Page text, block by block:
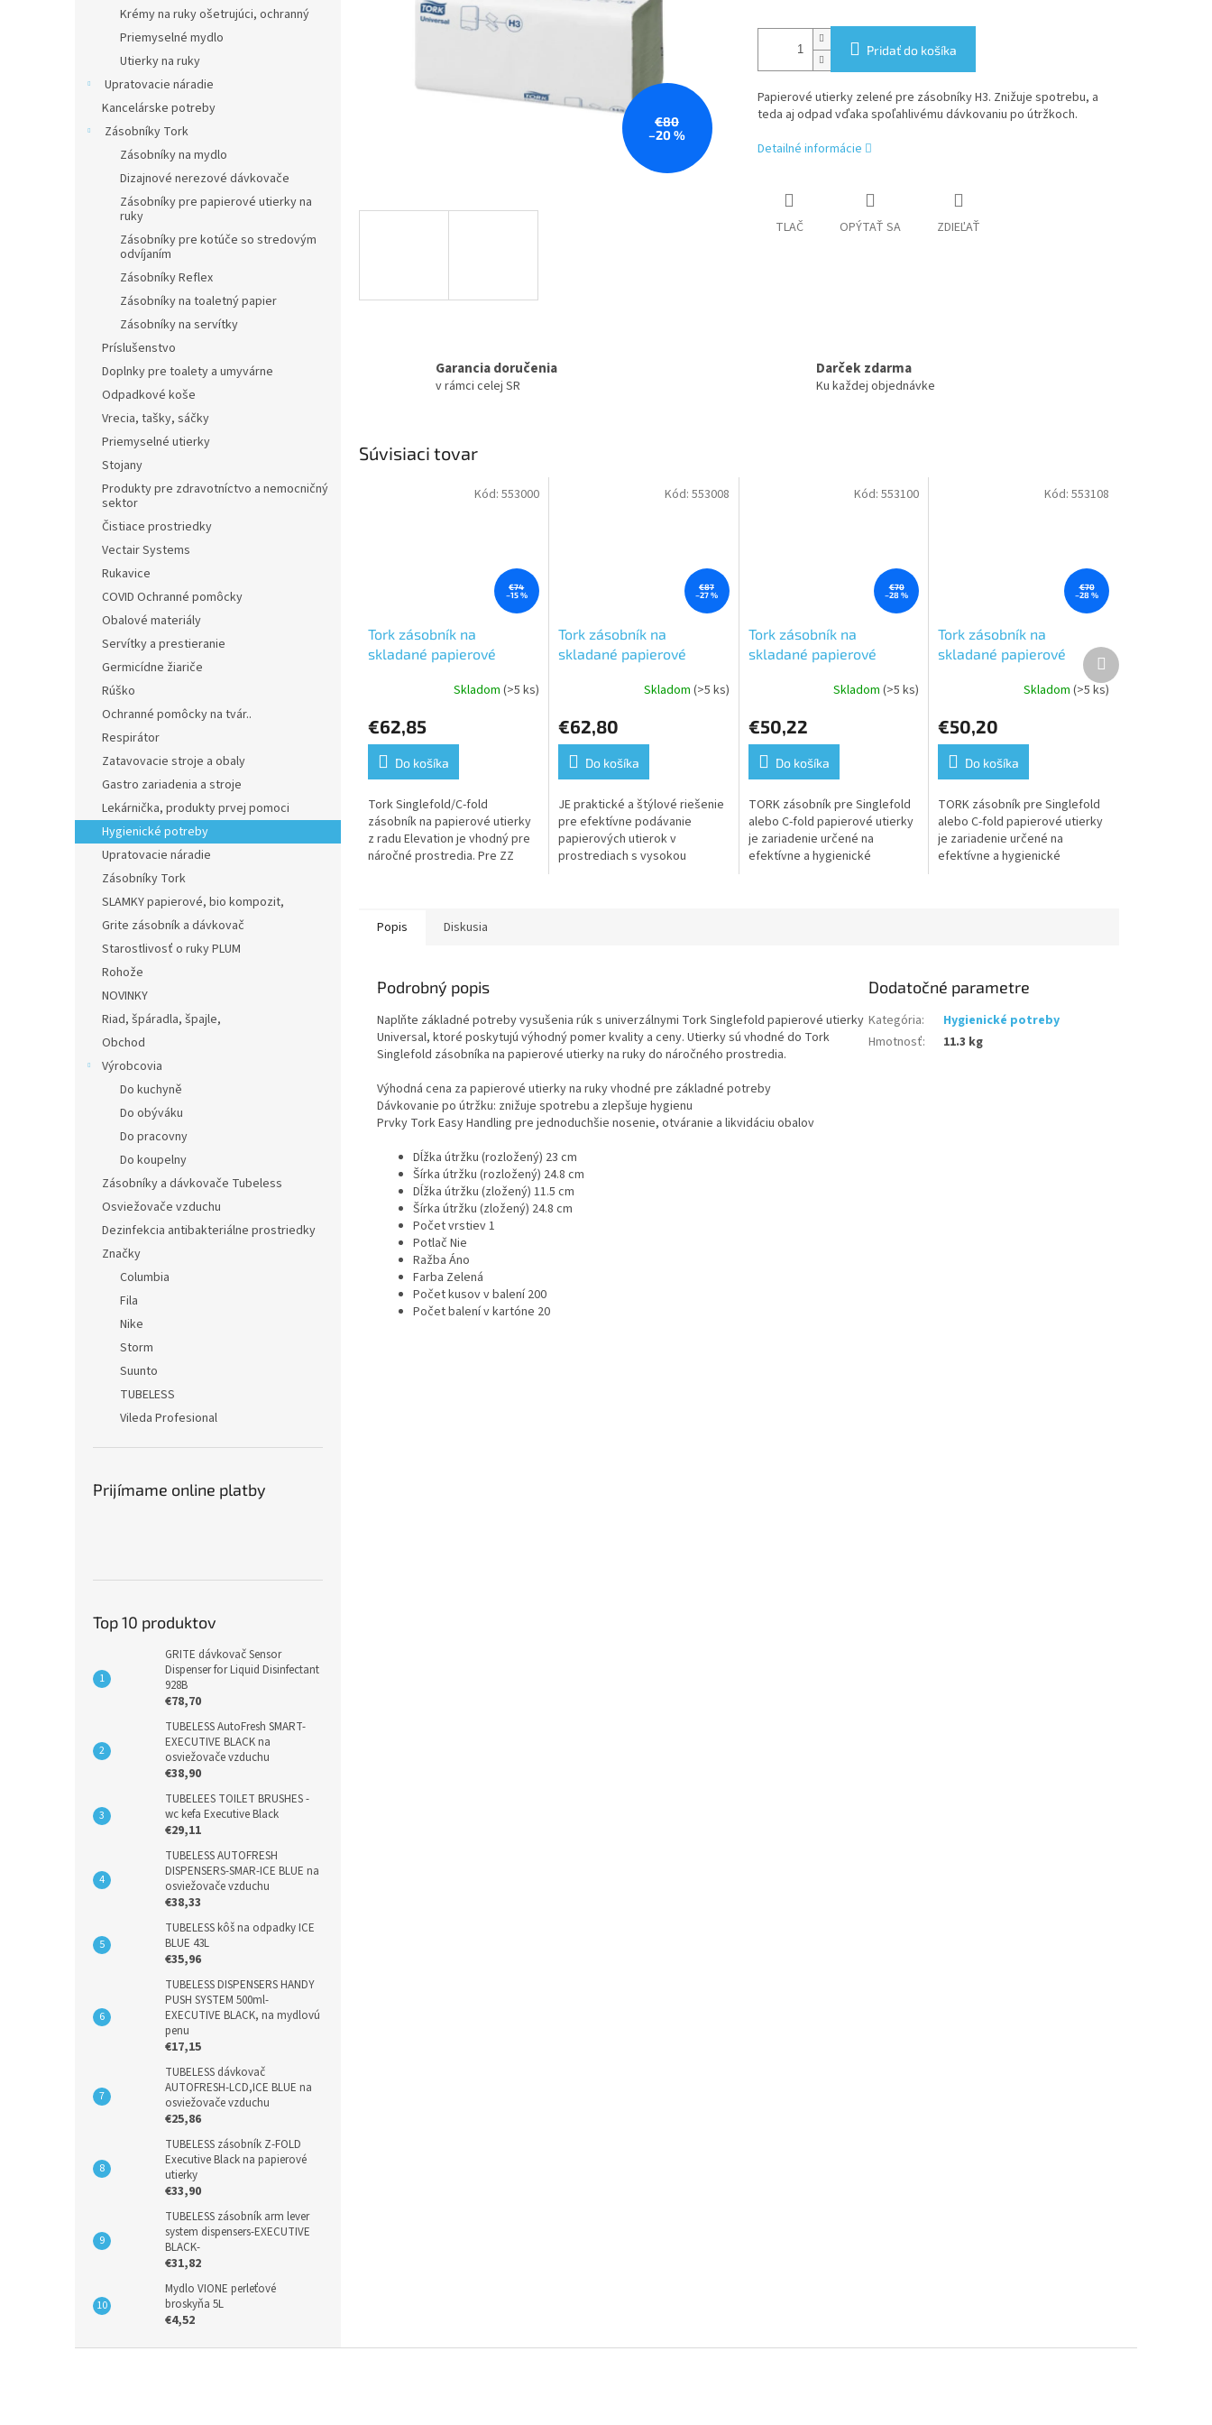
Krémy na ruky ošetrujúci, ochranný
Priemyselné mydlo
Utierky na ruky
Upratovacie náradie
Kancelárske potreby
Zásobníky Tork
Zásobníky na mydlo
Dizajnové nerezové dávkovače
Zásobníky pre papierové utierky na
ruky
Zásobníky pre kotúče so stredovým
odvíjaním
Zásobníky Reflex
Zásobníky na toaletný papier
Zásobníky na servítky
Príslušenstvo
Doplnky pre toalety a umyvárne
Odpadkové koše
Vrecia, tašky, sáčky
Priemyselné utierky
Stojany
Produkty pre zdravotníctvo a nemocničný
sektor
Čistiace prostriedky
Vectair Systems
Rukavice
COVID Ochranné pomôcky
Obalové materiály
Servítky a prestieranie
Germicídne žiariče
Rúško
Ochranné pomôcky na tvár..
Respirátor
Zatavovacie stroje a obaly
Gastro zariadenia a stroje
Lekárnička, produkty prvej pomoci
Hygienické potreby
Upratovacie náradie
Zásobníky Tork
SLAMKY papierové, bio kompozit,
Grite zásobník a dávkovač
Starostlivosť o ruky PLUM
Rohože
NOVINKY
Riad, špáradla, špajle,
Obchod
Výrobcovia
Do kuchyně
Do obýváku
Do pracovny
Do koupelny
Zásobníky a dávkovače Tubeless
Osviežovače vzduchu
Dezinfekcia antibakteriálne prostriedky
Značky
Columbia
Fila
Nike
Storm
Suunto
TUBELESS
Vileda Profesional
Prijímame online platby
Top 10 produktov
GRITE dávkovač Sensor
Dispenser for Liquid Disinfectant
928B
€78,70
TUBELESS AutoFresh SMART-
EXECUTIVE BLACK na
osviežovače vzduchu
€38,90
TUBELEES TOILET BRUSHES -
wc kefa Executive Black
€29,11
TUBELESS AUTOFRESH
DISPENSERS-SMAR-ICE BLUE na
osviežovače vzduchu
€38,33
TUBELESS kôš na odpadky ICE
BLUE 43L
€35,96
TUBELESS DISPENSERS HANDY
PUSH SYSTEM 500ml-
EXECUTIVE BLACK, na mydlovú
penu
€17,15
TUBELESS dávkovač
AUTOFRESH-LCD,ICE BLUE na
osviežovače vzduchu
€25,86
TUBELESS zásobník Z-FOLD
Executive Black na papierové
utierky
€33,90
TUBELESS zásobník arm lever
system dispensers-EXECUTIVE
BLACK-
€31,82
Mydlo VIONE perleťové
broskyňa 5L
€4,52
€80
–20 %
Pridať do košíka
Papierové utierky zelené pre zásobníky H3. Znižuje spotrebu, a
teda aj odpad vďaka spoľahlivému dávkovaniu po útržkoch.
Detailné informácie
TLAČ OPÝTAŤ SA ZDIEĽAŤ
Garancia doručenia
v rámci celej SR
Darček zdarma
Ku každej objednávke
Súvisiaci tovar
€74
–15 %
Tork zásobník na
skladané papierové
veľký, systém H3
produktu
je
5,0
z
hviezdičiek.
Skladom (>5 ks)
€62,85
Do košíka
Tork Singlefold/C-fold
zásobník na papierové utierky
z radu Elevation je vhodný pre
náročné prostredia. Pre ZZ
Kód: 553000
€87
–27 %
Tork zásobník na
skladané papierové
produktu
je
5,0
z
hviezdičiek.
Skladom (>5 ks)
€62,80
Do košíka
JE praktické a štýlové riešenie
pre efektívne podávanie
papierových utierok v
prostrediach s vysokou
Kód: 553008
€70
–28 %
Tork zásobník na
skladané papierové
malý, systém H3Skladom(>5 ks)
€50,22
Do košíka
TORK zásobník pre Singlefold
alebo C-fold papierové utierky
je zariadenie určené na
efektívne a hygienické
Kód:553100
€70
–28 %
Tork zásobník na
skladané papierové
utierky ZZ/C, čierny plast,
malý, systém H3
produktu
je
5,0
z
hviezdičiek.
Skladom(>5 ks)
€50,20
Do košíka
TORK zásobník pre Singlefold
alebo C-fold papierové utierky
je zariadenie určené na
efektívne a hygienické
Kód: 553108
Ďalší
produkt
Popis Diskusia
Podrobný popis
Naplňte základné potreby vysušenia rúk s univerzálnymi Tork Singlefold papierové utierky
Universal, ktoré poskytujú výhodný pomer kvality a ceny. Utierky sú vhodné do Tork
Singlefold zásobníka na papierové utierky na ruky do náročného prostredia.
Výhodná cena za papierové utierky na ruky vhodné pre základné potreby
Dávkovanie po útržku: znižuje spotrebu a zlepšuje hygienu
Prvky Tork Easy Handling pre jednoduchšie nosenie, otváranie a likvidáciu obalov
Dĺžka útržku (rozložený) 23 cm
Šírka útržku (rozložený) 24.8 cm
Dĺžka útržku (zložený) 11.5 cm
Šírka útržku (zložený) 24.8 cm
Počet vrstiev 1
Potlač Nie
Ražba Áno
Farba Zelená
Počet kusov v balení 200
Počet balení v kartóne 20
Dodatočné parametre
Kategória:
Hygienické potreby
Hmotnosť: 11.3 kg